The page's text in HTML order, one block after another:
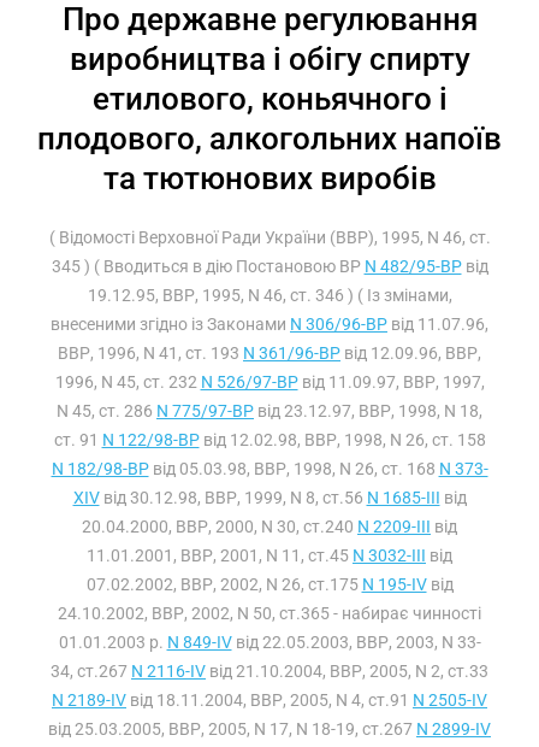
Про державне регулювання
виробництва і обігу спирту
етилового, коньячного і
плодового, алкогольних напоїв
та тютюнових виробів
( Відомості Верховної Ради України (ВВР), 1995, N 46, ст.
345 ) ( Вводиться в дію Постановою ВР N 482/95-ВРвід
19.12.95, ВВР, 1995, N 46, ст. 346 ) ( Із змінами,
внесеними згідно із Законами N 306/96-ВР від 11.07.96,
ВВР, 1996, N 41, ст. 193 N 361/96-ВР від 12.09.96, ВВР,
1996, N 45, ст. 232 N 526/97-ВРвід 11.09.97, ВВР, 1997,
N 45, ст. 286 N 775/97-ВР від 23.12.97, ВВР, 1998, N 18,
ст. 91 N 122/98-ВРвід 12.02.98, ВВР, 1998, N 26, ст. 158
N 182/98-ВРвід 05.03.98, ВВР, 1998, N 26, ст. 168 N 373-
XIVвід 30.12.98, ВВР, 1999, N 8, ст.56 N 1685-III від
20.04.2000, ВВР, 2000, N 30, ст.240 N 2209-III від
11.01.2001, ВВР, 2001, N 11, ст.45 N 3032-III від
07.02.2002, ВВР, 2002, N 26, ст.175 N 195-IVвід
24.10.2002, ВВР, 2002, N 50, ст.365 - набирає чинності
01.01.2003 р. N 849-IVвід 22.05.2003, ВВР, 2003, N 33-
34, ст.267 N 2116-IV від 21.10.2004, ВВР, 2005, N 2, ст.33
N 2189-IV від 18.11.2004, ВВР, 2005, N 4, ст.91 N 2505-IV
від 25.03.2005, ВВР, 2005, N 17, N 18-19, ст.267 N 2899-IV